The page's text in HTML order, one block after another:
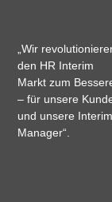
„Wir
den HR Interim
Markt zum
– für unsere
und unsere Interim
Manager“.